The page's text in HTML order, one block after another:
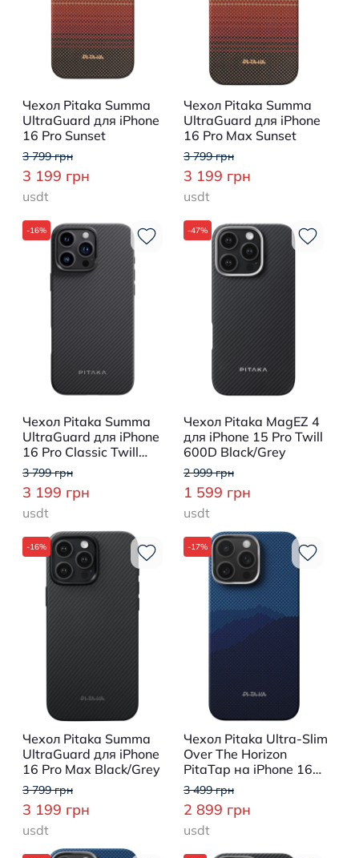
Чехол Pitaka Summa
UltraGuard для iPhone
16 Pro Sunset
3 799 грн
3 199 грн
usdt
Чехол Pitaka Summa
UltraGuard для iPhone
16 Pro Max Sunset
3 799 грн
3 199 грн
usdt
-16%
Чехол Pitaka Summa
UltraGuard для iPhone
16 Pro Classic Twill
600D Black/Grey
3 799 грн
3 199 грн
usdt
-47%
Чехол Pitaka MagEZ 4
для iPhone 15 Pro Twill
600D Black/Grey
2 999 грн
1 599 грн
usdt
-16%
Чехол Pitaka Summa
UltraGuard для iPhone
16 Pro Max Black/Grey
3 799 грн
3 199 грн
usdt
-17%
Чехол Pitaka Ultra-Slim
Over The Horizon
PitaTap на iPhone 16
Pro Max Over The
Horizon
3 499 грн
2 899 грн
usdt